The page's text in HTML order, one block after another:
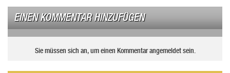
EINEN KOMMENTAR HINZUFÜGEN
Sie müssen sich an, um einen Kommentar angemeldet sein.